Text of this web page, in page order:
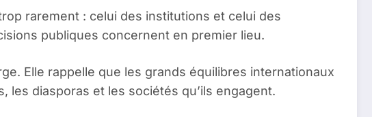
rarement : celui des institutions et celui des
publiques concernent en premier lieu.
Elle rappelle que les grands équilibres internationaux
diasporas et les sociétés qu’ils engagent.